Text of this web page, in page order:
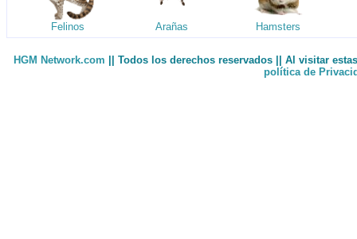
Felinos Arañas Hamsters
HGM Network.com || Todos los derechos reservados || Al visitar
política de